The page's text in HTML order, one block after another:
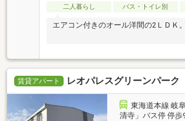
二人暮らし
バス・トイレ別
エアコン付きのオール洋間の2ＬＤＫ。
賃貸アパート レオパレスグリーンパーク
東海道本線 岐
清寺」バス停 停歩